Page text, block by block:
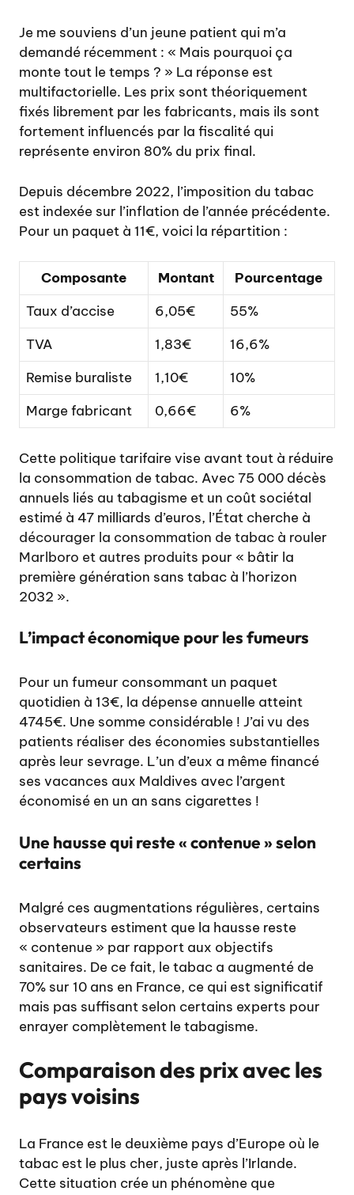
Je me souviens d’un jeune patient qui m’a
demandé récemment : « Mais pourquoi ça
monte tout le temps ? » La réponse est
multifactorielle. Les prix sont théoriquement
fixés librement par les fabricants, mais ils sont
fortement influencés par la fiscalité qui
représente environ 80% du prix final.
Depuis décembre 2022, l’imposition du tabac
est indexée sur l’inflation de l’année précédente.
Pour un paquet à 11€, voici la répartition :
Composante Montant
Pourcentage
Taux d’accise
6,05€
55%
TVA
1,83€
16,6%
Remise buraliste
1,10€
10%
Marge fabricant
0,66€ 6%
Cette politique tarifaire vise avant tout à réduire
la consommation de tabac. Avec 75 000 décès
annuels liés au tabagisme et un coût sociétal
estimé à 47 milliards d’euros, l’État cherche à
décourager la consommation de tabac à rouler
Marlboro et autres produits pour « bâtir la
première génération sans tabac à l’horizon
2032 ».
L’impact économique pour les fumeurs
Pour un fumeur consommant un paquet
quotidien à 13€, la dépense annuelle atteint
4745€. Une somme considérable ! J’ai vu des
patients réaliser des économies substantielles
après leur sevrage. L’un d’eux a même financé
ses vacances aux Maldives avec l’argent
économisé en un an sans cigarettes !
Une hausse qui reste « contenue » selon
certains
Malgré ces augmentations régulières, certains
observateurs estiment que la hausse reste
« contenue » par rapport aux objectifs
sanitaires. De ce fait, le tabac a augmenté de
70% sur 10 ans en France, ce qui est significatif
mais pas suffisant selon certains experts pour
enrayer complètement le tabagisme.
Comparaison des prix avec les
pays voisins
La France est le deuxième pays d’Europe où le
tabac est le plus cher, juste après l’Irlande.
Cette situation crée un phénomène que